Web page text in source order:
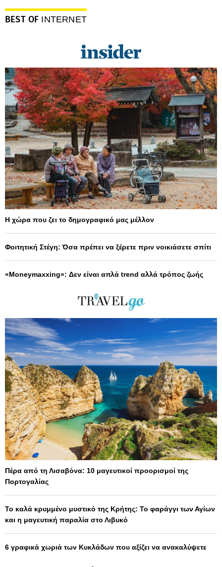
BEST OF INTERNET
Η χώρα που ζει το δημογραφικό μας μέλλον
Φοιτητική Στέγη: Όσα πρέπει να ξέρετε πριν νοικιάσετε σπίτι
«Moneymaxxing»: Δεν είναι απλά trend αλλά τρόπος ζωής
Πέρα από τη Λισαβόνα: 10 μαγευτικοί προορισμοί της
Πορτογαλίας
Το καλά κρυμμένο μυστικό της Κρήτης: Το φαράγγι των Αγίων
και η μαγευτική παραλία στο Λιβυκό
6 γραφικά χωριά των Κυκλάδων που αξίζει να ανακαλύψετε